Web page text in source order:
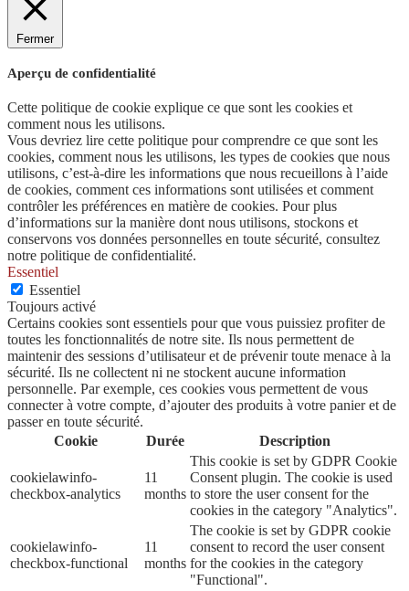
Fermer
Aperçu de confidentialité
Cette politique de cookie explique ce que sont les cookies et
comment nous les utilisons.
Vous devriez lire cette politique pour comprendre ce que sont les
cookies, comment nous les utilisons, les types de cookies que nous
utilisons, c’est-à-dire les informations que nous recueillons à l’aide
de cookies, comment ces informations sont utilisées et comment
contrôler les préférences en matière de cookies. Pour plus
d’informations sur la manière dont nous utilisons, stockons et
conservons vos données personnelles en toute sécurité, consultez
notre politique de confidentialité.
Essentiel
Essentiel
Toujours activé
Certains cookies sont essentiels pour que vous puissiez profiter de
toutes les fonctionnalités de notre site. Ils nous permettent de
maintenir des sessions d’utilisateur et de prévenir toute menace à la
sécurité. Ils ne collectent ni ne stockent aucune information
personnelle. Par exemple, ces cookies vous permettent de vous
connecter à votre compte, d’ajouter des produits à votre panier et de
passer en toute sécurité.
Cookie
Durée Description
cookielawinfo-
checkbox-analytics
11
months
This cookie is set by GDPR Cookie
Consent plugin. The cookie is used
to store the user consent for the
cookies in the category "Analytics".
cookielawinfo-
checkbox-functional
11
months
The cookie is set by GDPR cookie
consent to record the user consent
for the cookies in the category
"Functional".